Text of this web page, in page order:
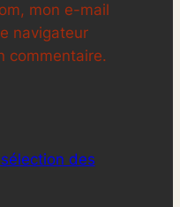
mon e-mail
navigateur
commentaire.
des